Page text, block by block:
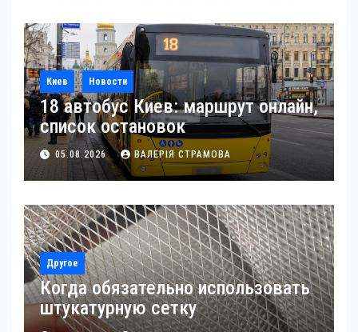
Киев Новости
18 автобус Киев: маршрут онлайн,
список остановок
05.08.2026 ВАЛЕРІЯ СТРАМОВА
Другое
Когда обязательно использовать
штукатурную сетку